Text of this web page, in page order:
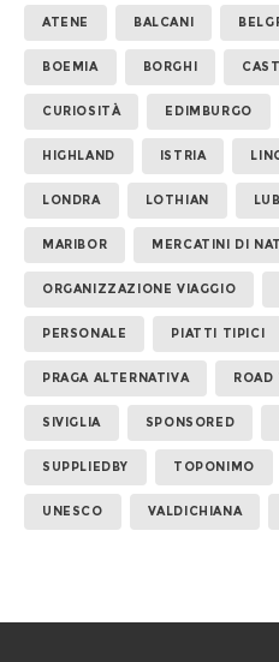
ATENE BALCANI
BOEMIA BORGHI
CURIOSITÀ EDIMBURGO
HIGHLAND ISTRIA
LONDRA LOTHIAN
MARIBOR MERCATINI DI
ORGANIZZAZIONE VIAGGIO
PERSONALE PIATTI TIPICI
PRAGA ALTERNATIVA ROAD
SIVIGLIA SPONSORED
SUPPLIEDBY TOPONIMO
UNESCO VALDICHIANA